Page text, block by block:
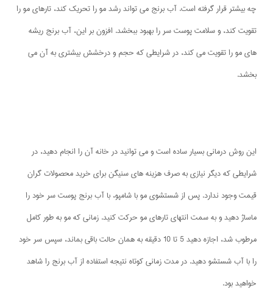
چه بیشتر قرار گرفته است. آب برنج می تواند رشد مو را تحریک کند، تارهای مو را
تقویت کند، و سلامت پوست سر را بهبود ببخشد. افزون بر این، آب برنج ریشه
های مو را تقویت می کند، در شرایطی که حجم و درخشش بیشتری به آن می
بخشد.
این روش درمانی بسیار ساده است و می توانید در خانه آن را انجام دهید، در
شرایطی که دیگر نیازی به صرف هزینه های سنیگن برای خرید محصولات گران
قیمت وجود ندارد. پس از شستشوی مو با شامپو، با آب برنج پوست سر خود را
ماساژ دهید و به سمت انتهای تارهای مو حرکت کنید. زمانی که مو به طور کامل
مرطوب شد، اجازه دهید 5 تا 10 دقیقه به همان حالت باقی بماند، سپس سر خود
را با آب شستشو دهید. در مدت زمانی کوتاه نتیجه استفاده از آب برنج را شاهد
خواهید بود.